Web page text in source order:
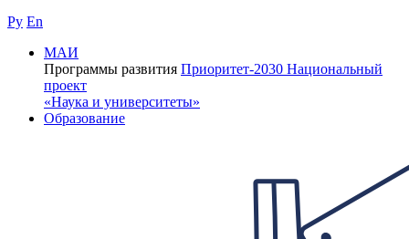
Ру En
МАИ
Программы развития Приоритет-2030 Национальный
проект
«Наука и университеты»
Образование